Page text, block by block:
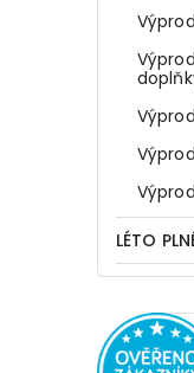
LÉTO